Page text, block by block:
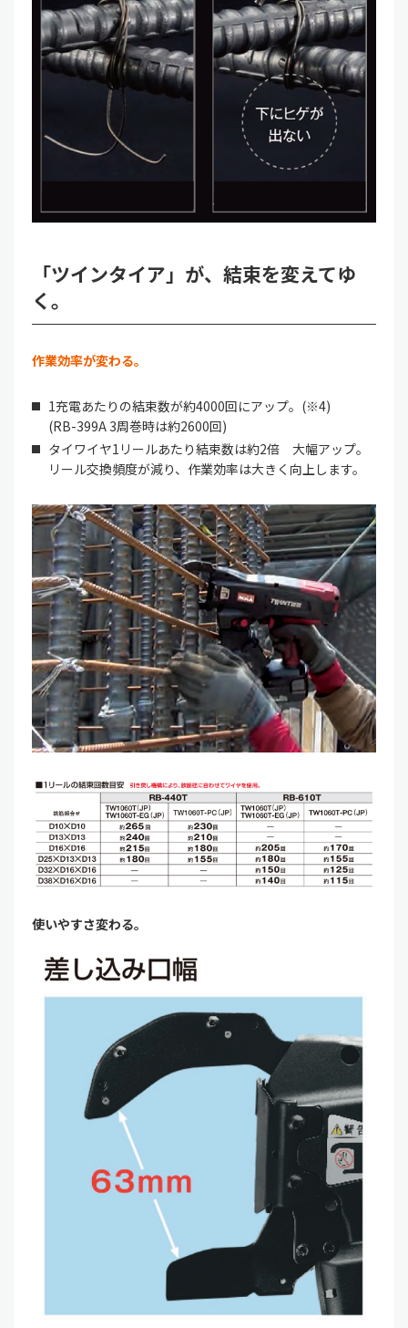
「ツインタイア」が、結束を変えてゆ
く。
作業効率が変わる。
1充電あたりの結束数が約4000回にアップ。(※4)
(RB-399A 3周巻時は約2600回)
タイワイヤ1リールあたり結束数は約2倍 大幅アップ。
リール交換頻度が減り、作業効率は大きく向上します。
使いやすさ変わる。